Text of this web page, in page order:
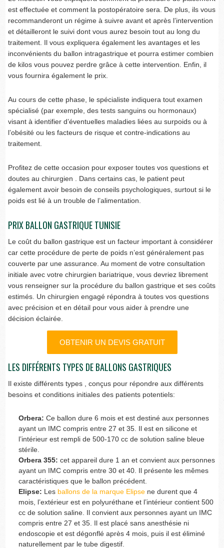
est effectuée et comment la postopératoire sera. De plus, ils vous
recommanderont un régime à suivre avant et après l’intervention
et détailleront le suivi dont vous aurez besoin tout au long du
traitement. Il vous expliquera également les avantages et les
inconvénients du ballon intragastrique et pourra estimer combien
de kilos vous pouvez perdre grâce à cette intervention. Enfin, il
vous fournira également le prix.
Au cours de cette phase, le spécialiste indiquera tout examen
spécialisé (par exemple, des tests sanguins ou hormonaux)
visant à identifier d’éventuelles maladies liées au surpoids ou à
l’obésité ou les facteurs de risque et contre-indications au
traitement.
Profitez de cette occasion pour exposer toutes vos questions et
doutes au chirurgien . Dans certains cas, le patient peut
également avoir besoin de conseils psychologiques, surtout si le
poids est lié à un trouble de l’alimentation.
PRIX BALLON GASTRIQUE TUNISIE
Le coût du ballon gastrique est un facteur important à considérer
car cette procédure de perte de poids n’est généralement pas
couverte par une assurance. Au moment de votre consultation
initiale avec votre chirurgien bariatrique, vous devriez librement
vous renseigner sur la procédure du ballon gastrique et ses coûts
estimés. Un chirurgien engagé répondra à toutes vos questions
avec précision et en détail pour vous aider à prendre une
décision éclairée.
OBTENIR UN DEVIS GRATUIT
LES DIFFÉRENTS TYPES DE BALLONS GASTRIQUES
Il existe différents types , conçus pour répondre aux différents
besoins et conditions initiales des patients potentiels:
Orbera: Ce ballon dure 6 mois et est destiné aux personnes
ayant un IMC compris entre 27 et 35. Il est en silicone et
l’intérieur est rempli de 500-170 cc de solution saline bleue
stérile.
Orbera 355: cet appareil dure 1 an et convient aux personnes
ayant un IMC compris entre 30 et 40. Il présente les mêmes
caractéristiques que le ballon précédent.
Elipse: Les ballons de la marque Elipse ne durent que 4
mois, l’extérieur est en polyuréthane et l’intérieur contient 500
cc de solution saline. Il convient aux personnes ayant un IMC
compris entre 27 et 35. Il est placé sans anesthésie ni
endoscopie et est dégonflé après 4 mois, puis il est éliminé
naturellement par le tube digestif.